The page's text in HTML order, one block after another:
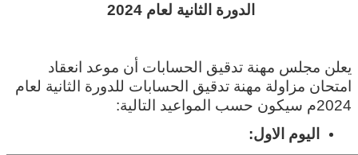
الدورة الثانية لعام 2024
يعلن مجلس مهنة تدقيق الحسابات أن موعد انعقاد
امتحان مزاولة مهنة تدقيق الحسابات للدورة الثانية لعام
2024م سيكون حسب المواعيد التالية:
اليوم الاول: